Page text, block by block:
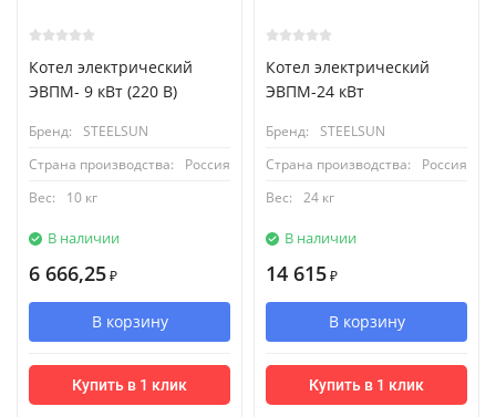
Котел электрический
ЭВПМ- 9 кВт (220 В)
Бренд:
STEELSUN
Страна производства:
Россия
Вес:
10 кг
В наличии
6 666,25 ₽
В корзину
Купить в 1 клик
Котел электрический
ЭВПМ-24 кВт
Бренд:
STEELSUN
Страна производства:
Россия
Вес:
24 кг
В наличии
14 615 ₽
В корзину
Купить в 1 клик